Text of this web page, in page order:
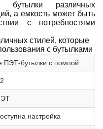
бутылки различных
а емкость может быть
с потребностями
стилей, которые
с бутылками
ПЭТ-бутылки с помпой
настройка